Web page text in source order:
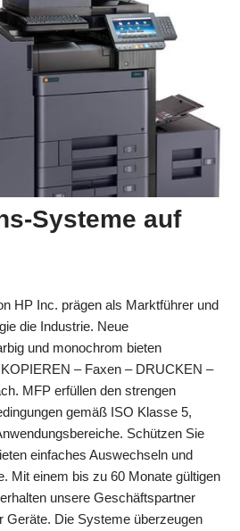
Systeme auf
HP Inc. prägen als Marktführer und
die Industrie. Neue
und monochrom bieten
– Faxen – DRUCKEN –
MFP erfüllen den strengen
gemäß ISO Klasse 5,
Schützen Sie
einfaches Auswechseln und
Mit einem bis zu 60 Monate gültigen
unsere Geschäftspartner
Geräte. Die Systeme überzeugen